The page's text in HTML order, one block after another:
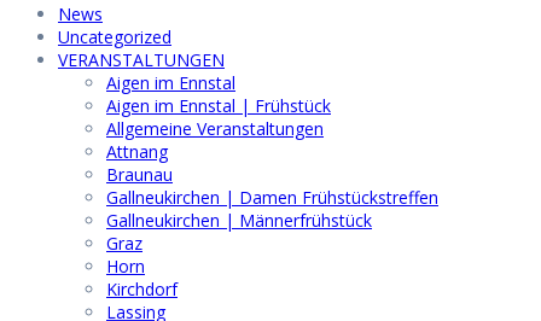
News
Uncategorized
VERANSTALTUNGEN
Aigen im Ennstal
Aigen im Ennstal | Frühstück
Allgemeine Veranstaltungen
Attnang
Braunau
Gallneukirchen | Damen Frühstückstreffen
Gallneukirchen | Männerfrühstück
Graz
Horn
Kirchdorf
Lassing